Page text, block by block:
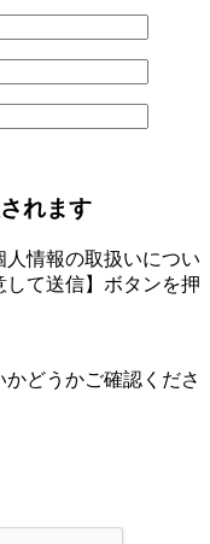
れます
人情報の取扱いについ
て送信】ボタンを押
どうかご確認くださ